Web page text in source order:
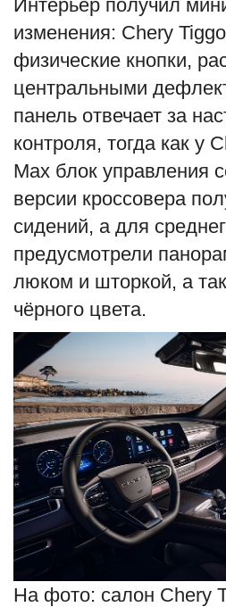
Интерьер получил
изменения: Chery
физические кнопки,
центральными
панель отвечает за
контроля, тогда как у
Max блок управления
версии кроссовера
сидений, а для
предусмотрели
люком и шторкой, а
чёрного цвета.
На фото: салон Chery